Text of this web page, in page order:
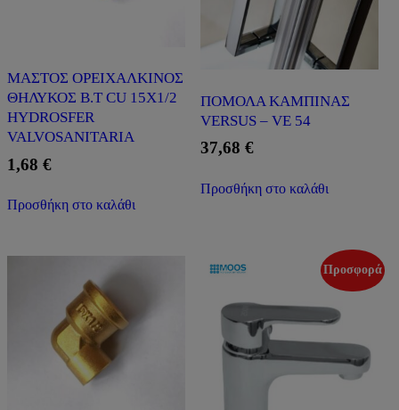
ΜΑΣΤΟΣ ΟΡΕΙΧΑΛΚΙΝΟΣ
ΘΗΛΥΚΟΣ Β.Τ CU 15Χ1/2
HYDROSFER
VALVOSANITARIA
1,68 €
Προσθήκη στο καλάθι
ΠΟΜΟΛΑ ΚΑΜΠΙΝΑΣ
VERSUS – VE 54
37,68 €
Προσθήκη στο καλάθι
Προσφορά